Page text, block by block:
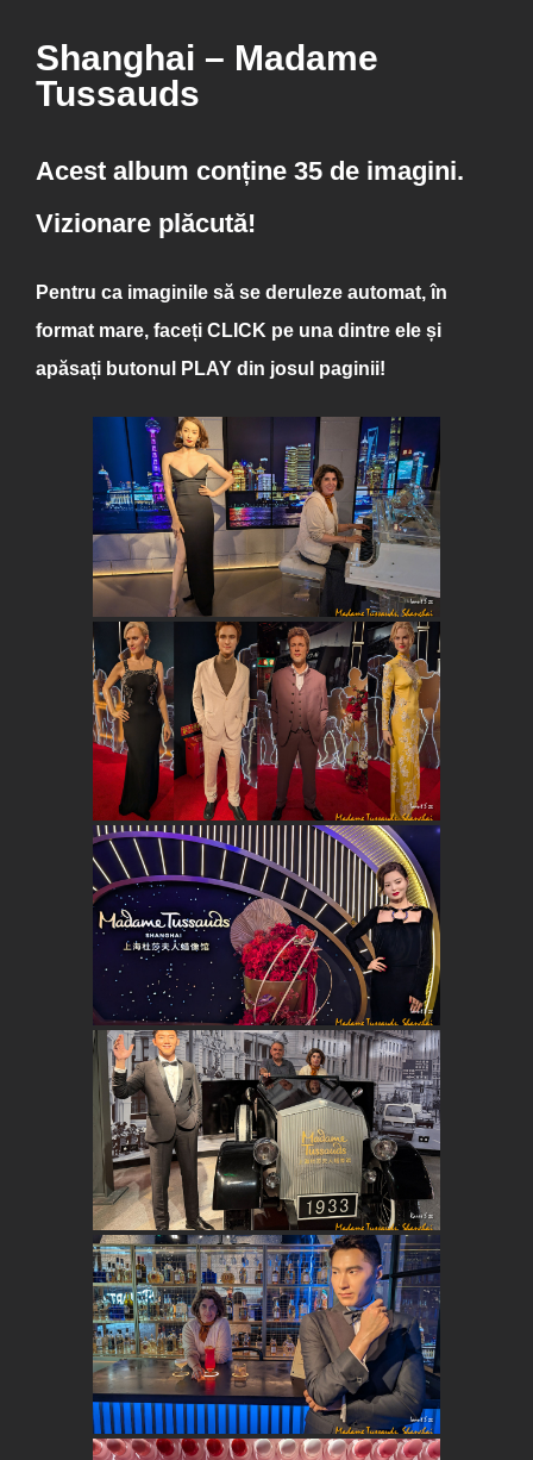
Shanghai – Madame
Tussauds
Acest album conține 35 de imagini.
Vizionare plăcută!
Pentru ca imaginile să se deruleze automat, în
format mare, faceți CLICK pe una dintre ele și
apăsați butonul
PLAY din josul paginii!